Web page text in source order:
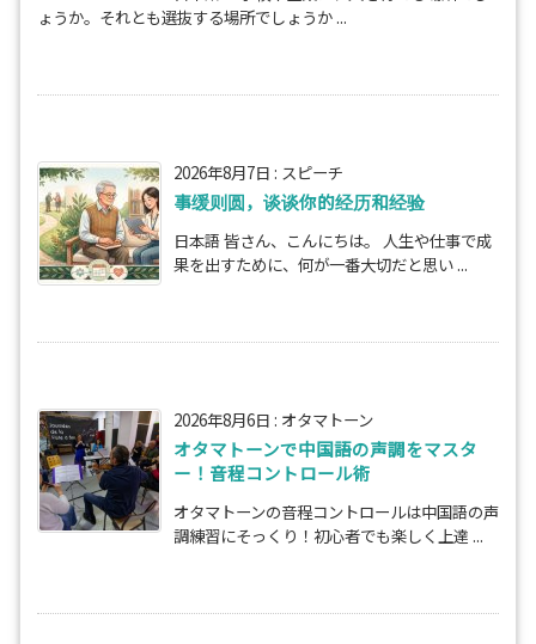
ょうか。それとも選抜する場所でしょうか ...
2026年8月7日 : スピーチ
事缓则圆，谈谈你的经历和经验
日本語 皆さん、こんにちは。 人生や仕事で成
果を出すために、何が一番大切だと思い ...
2026年8月6日 : オタマトーン
オタマトーンで中国語の声調をマスタ
ー！音程コントロール術
オタマトーンの音程コントロールは中国語の声
調練習にそっくり！初心者でも楽しく上達 ...